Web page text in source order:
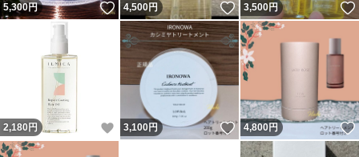
5,300円 いいね！
4,500円 いいね！
3,500円
2,180 円 いいね！
3,100円 いいね！
4,800円